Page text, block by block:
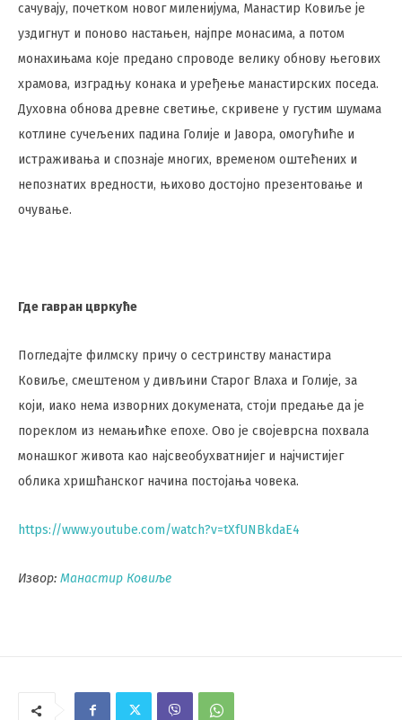
сачувају, почетком новог миленијума, Манастир Ковиље је
уздигнут и поново настањен, најпре монасима, а потом
монахињама које предано спроводе велику обнову његових
храмова, изградњу конака и уређење манастирских поседа.
Духовна обнова древне светиње, скривене у густим шумама
котлине сучељених падина Голије и Јавора, омогућиће и
истраживања и спознаје многих, временом оштећених и
непознатих вредности, њихово достојно презентовање и
очување.
Где гавран цвркуће
Погледајте филмску причу о сестринству манастира
Ковиље, смештеном у дивљини Старог Влаха и Голије, за
који, иако нема изворних докумената, стоји предање да је
пореклом из немањићке епохе. Ово је својеврсна похвала
монашког живота као најсвеобухватнијег и најчистијег
облика хришћанског начина постојања човека.
https://www.youtube.com/watch?v=tXfUNBkdaE4
Извор: Манастир Ковиље